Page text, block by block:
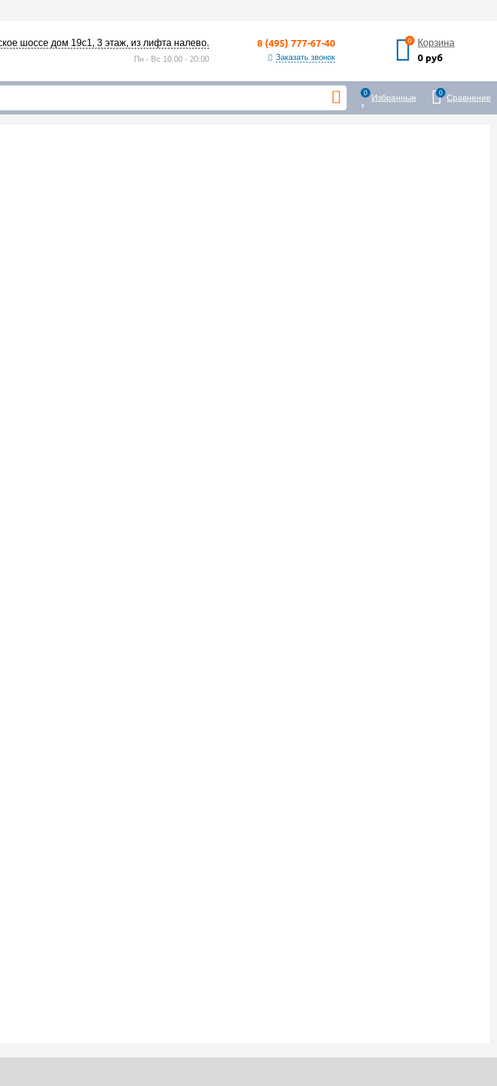
шоссе дом 19с1, 3 этаж, из лифта налево.
Пн - Вс 10:00 - 20:00
8 (495) 777-67-40
Заказать звонок
0 Корзина
0 руб
0 Избранные 0 Сравнение